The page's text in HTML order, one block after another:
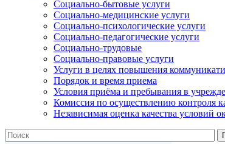
Социально-бытовые услуги
Социально-медицинские услуги
Социально-психологические услуги
Социально-педагогические услуги
Социально-трудовые
Социально-правовые услуги
Услуги в целях повышения
Порядок и время приема
Условия приёма и пребывания в
Комиссия по осуществлению контроля
Независимая оценка качества условий